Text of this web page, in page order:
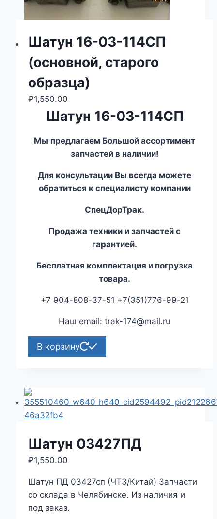
Шатун 16-03-114СП
(основной, старого
образца)
₽1,550.00
Шатун 16-03-114СП
Мы предлагаем Большой ассортимент
запчастей в наличии!
Для консультации Вы всегда можете
обратиться к специалисту компании
СпецДорТрак.
Продажа техники и запчастей с
гарантией.
Бесплатная комплектация и погрузка
товара.
+7 904-808-37-51 +7(351)776-99-21
Наш email: trak-174@mail.ru
В корзину
Шатун 03427ПД
₽1,550.00
Шатун ПД 03427сп (ЧТЗ/Китай) Запчасти
со склада в Челябинске. Из наличия и
под заказ.